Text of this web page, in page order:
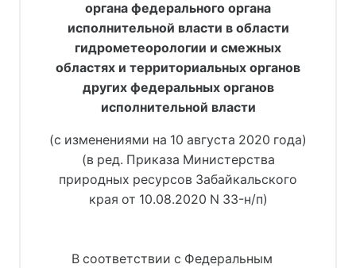
органа федерального органа
исполнительной власти в области
гидрометеорологии и смежных
областях и территориальных органов
других федеральных органов
исполнительной власти
(с изменениями на 10 августа 2020 года)
(в ред. Приказа Министерства
природных ресурсов Забайкальского
края от 10.08.2020 N 33-н/п)
В соответствии с Федеральным